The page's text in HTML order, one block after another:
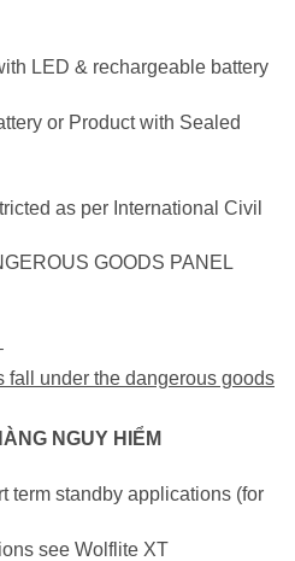
LED & rechargeable battery
or Product with Sealed
as per International Civil
GOODS PANEL
fall under the dangerous goods
NGUY HIỂM
term standby applications (for
see Wolflite XT